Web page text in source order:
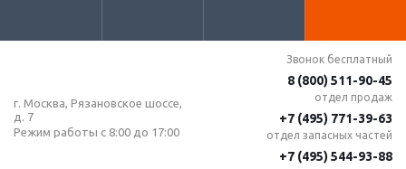
г. Москва, Рязановское шоссе,
д. 7
Режим работы с 8:00 до 17:00
Звонок бесплатный
8 (800) 511-90-45
отдел продаж
+7 (495) 771-39-63
отдел запасных частей
+7 (495) 544-93-88